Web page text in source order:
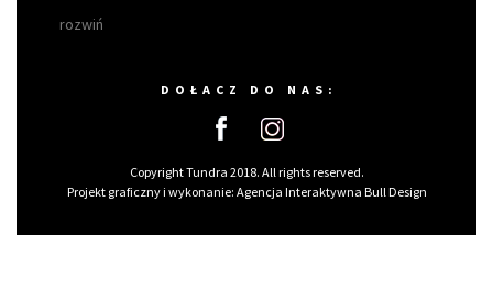
rozwiń
DOŁACZ DO NAS:
Copyright Tundra 2018. All rights reserved.
Projekt graficzny i wykonanie: Agencja Interaktywna Bull Design